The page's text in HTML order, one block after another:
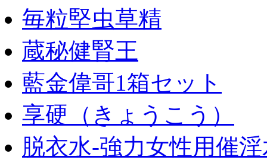
毎粒堅虫草精
蔵秘健腎王
藍金偉哥1箱セット
享硬（きょうこう）
脱衣水-強力女性用催